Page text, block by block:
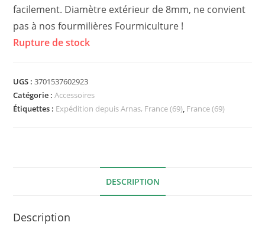
facilement. Diamètre extérieur de 8mm, ne convient
pas à nos fourmilières Fourmiculture !
Rupture de stock
UGS :3701537602923
Catégorie :Accessoires
Étiquettes : Expédition depuis Arnas, France (69), France (69)
DESCRIPTION
Description